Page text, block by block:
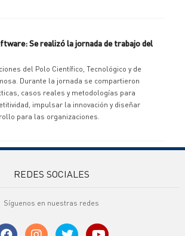
Se realizó la jornada de trabajo del
del Polo Científico, Tecnológico y de
Durante la jornada se compartieron
casos reales y metodologías para
impulsar la innovación y diseñar
para las organizaciones.
REDES SOCIALES
Síguenos en nuestras redes